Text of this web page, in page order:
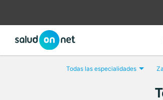
Todas las especialidades